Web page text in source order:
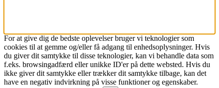
For at give dig de bedste oplevelser bruger vi teknologier som
cookies til at gemme og/eller få adgang til enhedsoplysninger. Hvis
du giver dit samtykke til disse teknologier, kan vi behandle data som
f.eks. browsingadfærd eller unikke ID'er på dette websted. Hvis du
ikke giver dit samtykke eller trækker dit samtykke tilbage, kan det
have en negativ indvirkning på visse funktioner og egenskaber.